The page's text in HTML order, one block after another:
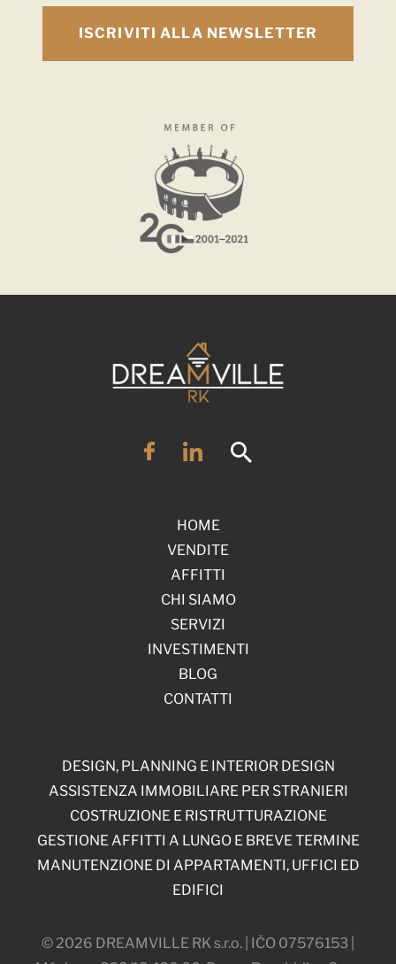
ISCRIVITI ALLA NEWSLETTER
HOME
VENDITE
AFFITTI
CHI SIAMO
SERVIZI
INVESTIMENTI
BLOG
CONTATTI
© 2026 DREAMVILLE RK s.r.o. | IČO 07576153 |
DESIGN, PLANNING E INTERIOR DESIGN
ASSISTENZA IMMOBILIARE PER STRANIERI
COSTRUZIONE E RISTRUTTURAZIONE
GESTIONE AFFITTI A LUNGO E BREVE TERMINE
MANUTENZIONE DI APPARTAMENTI, UFFICI ED
EDIFICI